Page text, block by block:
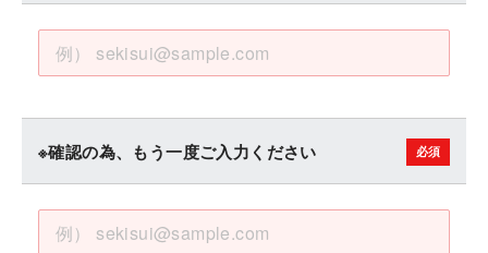
※確認の為、もう一度ご入力ください